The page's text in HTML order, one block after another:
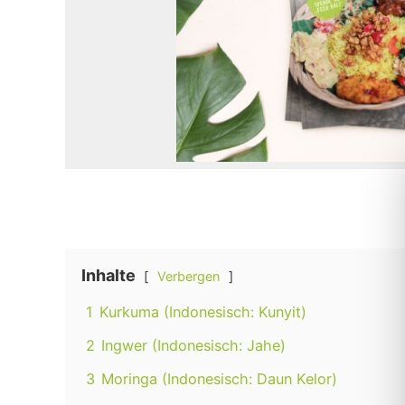
Inhalte Verbergen
1 Kurkuma (Indonesisch: Kunyit)
2 Ingwer (Indonesisch: Jahe)
3 Moringa (Indonesisch: Daun Kelor)